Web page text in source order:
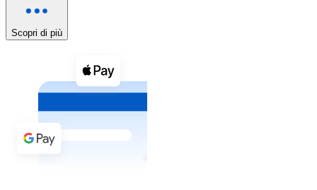
Vedi tutto
Buoni cripto
Acquista criptovalute in contanti e altri mezzi di
Acquista con contanti
Bonifico SEPA
Scopri di più